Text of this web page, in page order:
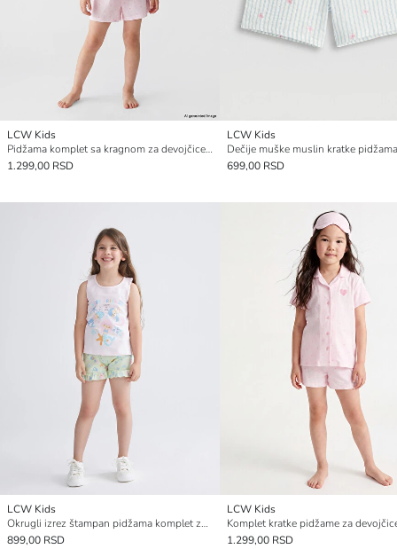
LCW Kids
Pidžama komplet sa kragnom za devojčice, kratka
1.299,00 RSD
LCW Kids
699,00 RSD
LCW Kids
Okrugli izrez štampan pidžama komplet za devojčice sa šortsom
899,00 RSD
LCW Kids
1.299,00 RSD